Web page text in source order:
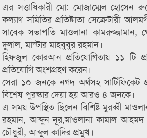
এর সত্তাধিকারী মো: মোজাম্মেল হোসেন
কল্যাণ সমিতির প্রতিষ্টাতা সেক্রেটারী
সাবেক সভাপতি মাওলানা কামরুজ্জামান,
দুলাল, মাস্টার মাহবুবুর রহমান।
হিফজুল কোরআন প্রতিযোগিতায় ১১ টি
প্রতিযোগি অংশগ্রহণ করেন।
সেরা ১০ জনকে নগদ অর্থসহ সার্টিফিকেট
বিশেষ পুরস্কার দেয়া হয় আরও ৪ জনকে।
এ সময় উপস্থিত ছিলেন বিশিষ্ট মুরব্বী
রহমান, আব্দুন নূর,মাওলানা কামাল
চৌধুরী, আব্দুল কাদির প্রমুখ।